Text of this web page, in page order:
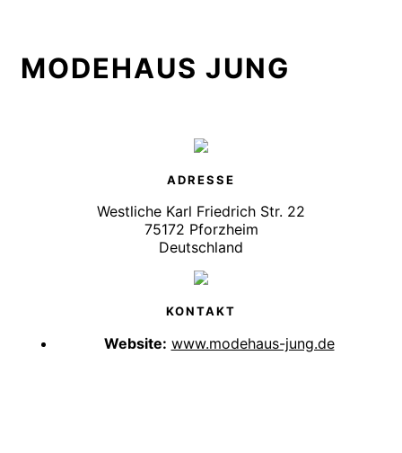
MODEHAUS JUNG
ADRESSE
Westliche Karl Friedrich Str. 22
75172 Pforzheim
Deutschland
KONTAKT
Website: www.modehaus-jung.de